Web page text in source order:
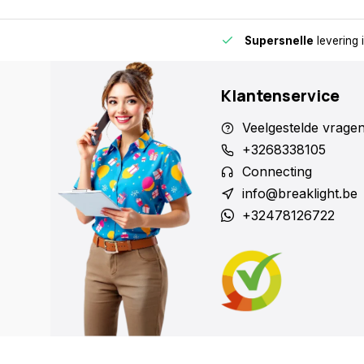
Supersnelle levering
Klantenservice
Veelgestelde
+3268338105
Connecting
info@breaklight.be
+32478126722